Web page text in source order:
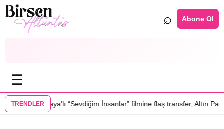
⌕ Abone Ol
☰
TRENDLER
“Sevdiğim İnsanlar” filmine flaş transfer, Altın Palmiye’li Vlad Ivanov